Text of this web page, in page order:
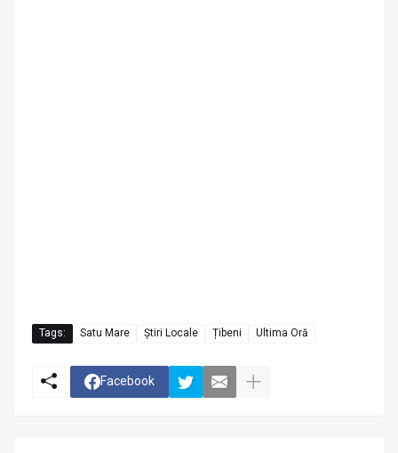
Tags: Satu Mare Știri Locale Țibeni Ultima Oră
Facebook